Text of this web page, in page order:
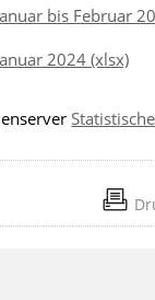
bis Februar
2024 (xlsx)
Statistische